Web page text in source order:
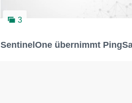
3
SentinelOne übernimmt